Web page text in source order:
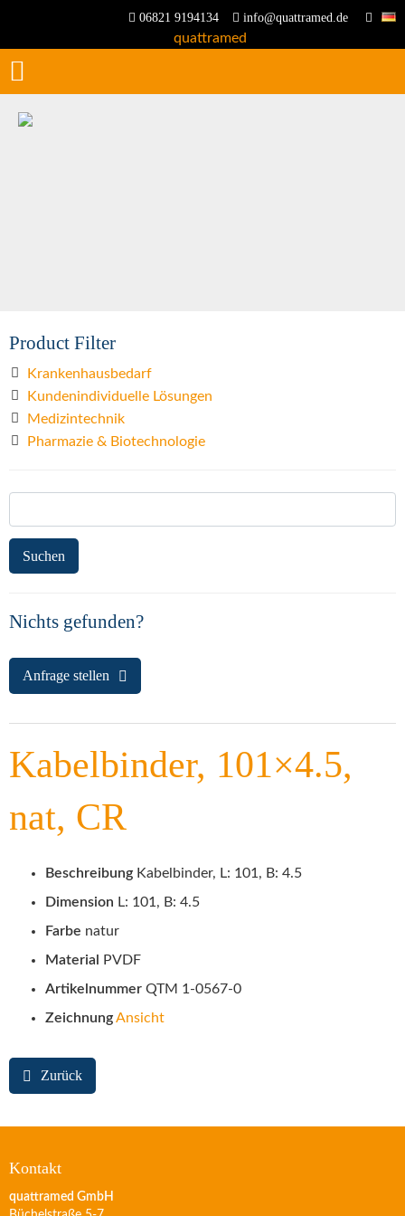
06821 9194134 info@quattramed.de
Product Filter
Krankenhausbedarf
Kundenindividuelle Lösungen
Medizintechnik
Pharmazie & Biotechnologie
Suchen
Nichts gefunden?
Anfrage stellen
Kabelbinder, 101×4.5,
nat, CR
Beschreibung Kabelbinder, L: 101, B: 4.5
Dimension L: 101, B: 4.5
Farbe natur
Material
PVDF
Artikelnummer QTM 1-0567-0
ZeichnungAnsicht
Zurück
Kontakt
quattramed GmbH